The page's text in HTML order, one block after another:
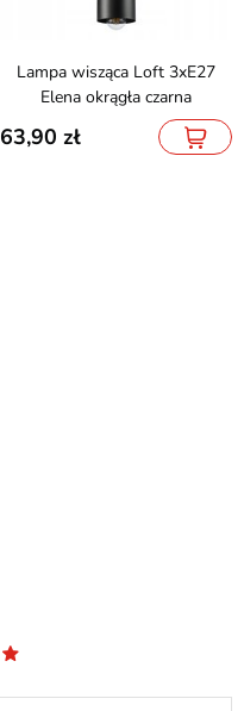
Lampa wisząca Loft 3xE27
Elena okrągła czarna
63,90